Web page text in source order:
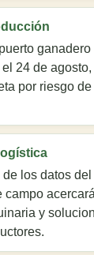
24 de agosto,
por riesgo
los datos
campo
y